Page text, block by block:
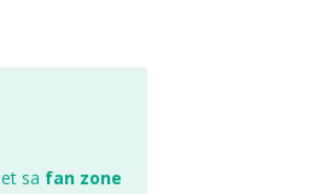
et sa fan zone